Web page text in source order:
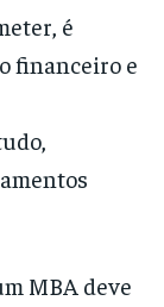
é
financeiro e
MBA deve